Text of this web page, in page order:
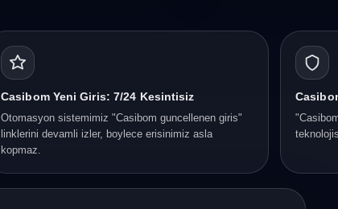
Casibom Yeni Giris: 7/24 Kesintisiz
Otomasyon sistemimiz "Casibom guncellenen giris"
linklerini devamli izler, boylece erisinimiz asla
kopmaz.